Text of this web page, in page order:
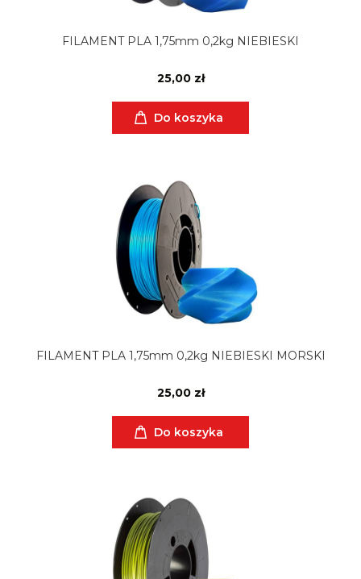
FILAMENT PLA 1,75mm 0,2kg NIEBIESKI
25,00 zł
Do koszyka
FILAMENT PLA 1,75mm 0,2kg NIEBIESKI MORSKI
25,00 zł
Do koszyka